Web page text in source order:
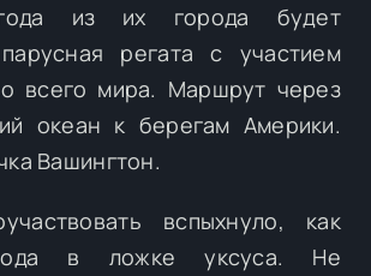
из их города будет
регата с участием
всего мира. Маршрут через
океан к берегам Америки.
Вашингтон.
вспыхнуло, как
в ложке уксуса. Не